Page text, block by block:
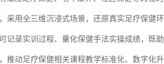
采用全三维沉浸式场景，还原真实足疗保健
记录实训过程、量化保健手法实操成绩，既
推动足疗保健相关课程教学标准化、数字化